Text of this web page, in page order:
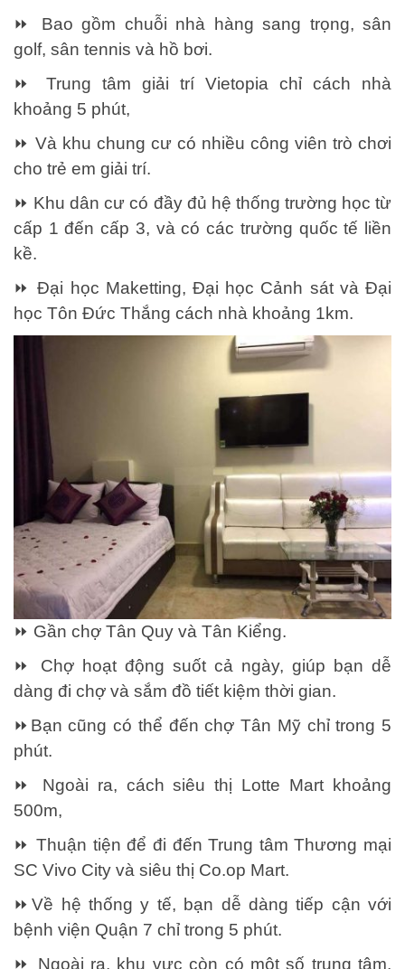
⏩ Bao gồm chuỗi nhà hàng sang trọng, sân
golf, sân tennis và hồ bơi.
⏩ Trung tâm giải trí Vietopia chỉ cách nhà
khoảng 5 phút,
⏩ Và khu chung cư có nhiều công viên trò chơi
cho trẻ em giải trí.
⏩ Khu dân cư có đầy đủ hệ thống trường học từ
cấp 1 đến cấp 3, và có các trường quốc tế liền
kề.
⏩ Đại học Maketting, Đại học Cảnh sát và Đại
học Tôn Đức Thắng cách nhà khoảng 1km.
⏩ Gần chợ Tân Quy và Tân Kiểng.
⏩ Chợ hoạt động suốt cả ngày, giúp bạn dễ
dàng đi chợ và sắm đồ tiết kiệm thời gian.
⏩Bạn cũng có thể đến chợ Tân Mỹ chỉ trong 5
phút.
⏩ Ngoài ra, cách siêu thị Lotte Mart khoảng
500m,
⏩ Thuận tiện để đi đến Trung tâm Thương mại
SC Vivo City và siêu thị Co.op Mart.
⏩Về hệ thống y tế, bạn dễ dàng tiếp cận với
bệnh viện Quận 7 chỉ trong 5 phút.
⏩ Ngoài ra, khu vực còn có một số trung tâm,